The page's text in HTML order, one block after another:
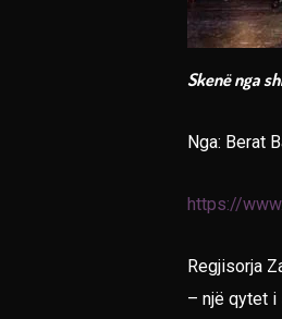
Skenë nga
Nga: Berat
https://
Regjisorja
– një qytet i